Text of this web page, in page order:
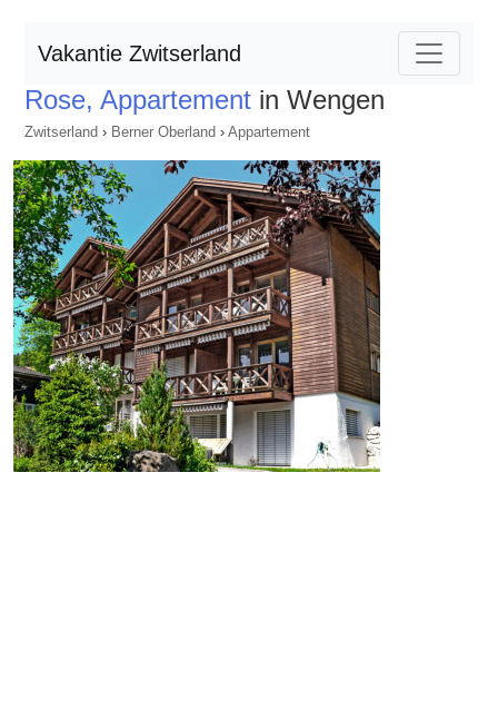
Vakantie Zwitserland
Rose, Appartement in Wengen
Zwitserland › Berner Oberland › Appartement